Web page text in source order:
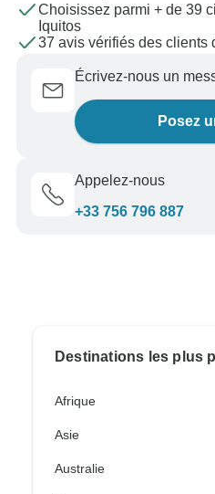
Choisissez parmi + de 39
Iquitos
37 avis vérifiés des clients
Écrivez-nous un
Posez
Appelez-nous
+33 756 796 887
Destinations les plus
Afrique
Asie
Australie